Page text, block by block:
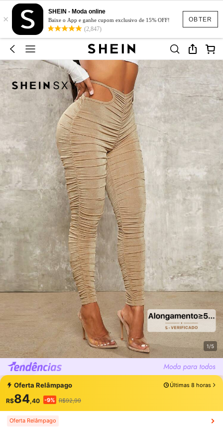
OBTER
×
SHEIN - Moda online
Baixe o App e ganhe cupom exclusivo de 15% OFF!
(2,847)
1/5
Oferta Relâmpago Últimas 8 horas
R$84,40 -9% R$92,99
Oferta Relâmpago